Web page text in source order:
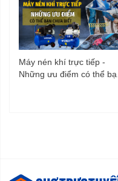
Máy nén khí trực tiếp -
Những ưu điểm có thể bạn